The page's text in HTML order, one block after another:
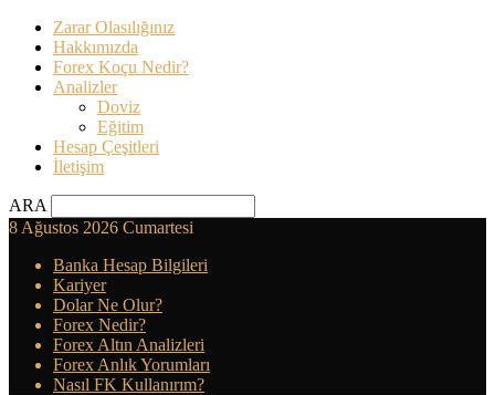
Zarar Olasılığınız
Hakkımızda
Forex Koçu Nedir?
Analizler
Doviz
Eğitim
Hesap Çeşitleri
İletişim
ARA
8 Ağustos 2026 Cumartesi
Banka Hesap Bilgileri
Kariyer
Dolar Ne Olur?
Forex Nedir?
Forex Altın Analizleri
Forex Anlık Yorumları
Nasıl FK Kullanırım?